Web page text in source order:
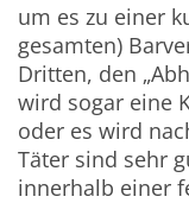
um es zu einer
gesamten)
Dritten, den
wird sogar eine
oder es wird
Täter sind sehr
innerhalb einer